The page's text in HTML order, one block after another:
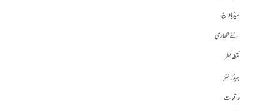
میڈیا واچ
نئے لکھاری
نقطہ نظر
ہیڈلائنز
واقعات